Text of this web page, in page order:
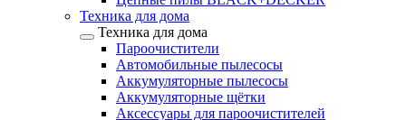
Техника для дома
Техника для дома
Пароочистители
Автомобильные пылесосы
Аккумуляторные пылесосы
Аккумуляторные щётки
Аксессуары для пароочистителей